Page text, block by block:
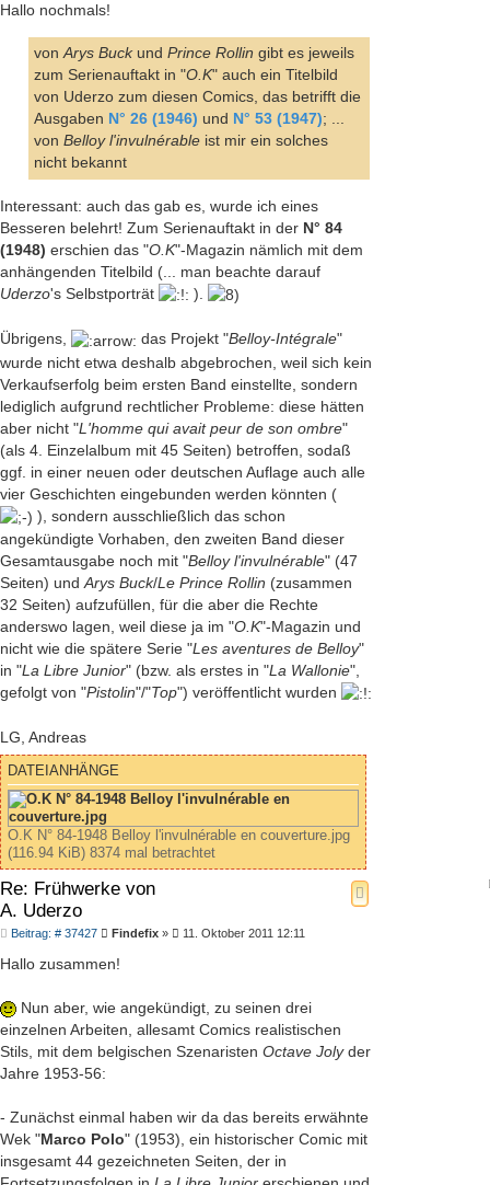
Hallo nochmals!
von Arys Buckund Prince Rollin gibt es jeweils
zum Serienauftakt in "O.K" auch ein Titelbild
von Uderzo zum diesen Comics, das betrifft die
Ausgaben N° 26 (1946) und N° 53 (1947); ...
von Belloy l'invulnérable ist mir ein solches
nicht bekannt
Interessant: auch das gab es, wurde ich eines
Besseren belehrt! Zum Serienauftakt in der N° 84
(1948) erschien das "O.K"-Magazin nämlich mit dem
anhängenden Titelbild (... man beachte darauf
Uderzo's Selbstporträt ).
Übrigens, das Projekt "Belloy-Intégrale"
wurde nicht etwa deshalb abgebrochen, weil sich kein
Verkaufserfolg beim ersten Band einstellte, sondern
lediglich aufgrund rechtlicher Probleme: diese hätten
aber nicht "L'homme qui avait peur de son ombre"
(als 4. Einzelalbum mit 45 Seiten) betroffen, sodaß
ggf. in einer neuen oder deutschen Auflage auch alle
vier Geschichten eingebunden werden könnten (
), sondern ausschließlich das schon
angekündigte Vorhaben, den zweiten Band dieser
Gesamtausgabe noch mit "Belloy l'invulnérable" (47
Seiten) und Arys Buck/Le Prince Rollin (zusammen
32 Seiten) aufzufüllen, für die aber die Rechte
anderswo lagen, weil diese ja im "O.K"-Magazin und
nicht wie die spätere Serie "Les aventures de Belloy"
in "La Libre Junior" (bzw. als erstes in "La Wallonie",
gefolgt von "Pistolin"/"Top") veröffentlicht wurden
LG, Andreas
DATEIANHÄNGE
O.K N° 84-1948 Belloy l'invulnérable en couverture.jpg
(116.94 KiB) 8374 mal betrachtet
Re: Frühwerke von
A. Uderzo
Beitrag: # 37427Beitrag
Findefix » 11. Oktober 2011 12:11
Hallo zusammen!
Nun aber, wie angekündigt, zu seinen drei
einzelnen Arbeiten, allesamt Comics realistischen
Stils, mit dem belgischen Szenaristen Octave Jolyder
Jahre 1953-56:
- Zunächst einmal haben wir da das bereits erwähnte
Wek "Marco Polo" (1953), ein historischer Comic mit
insgesamt 44 gezeichneten Seiten, der in